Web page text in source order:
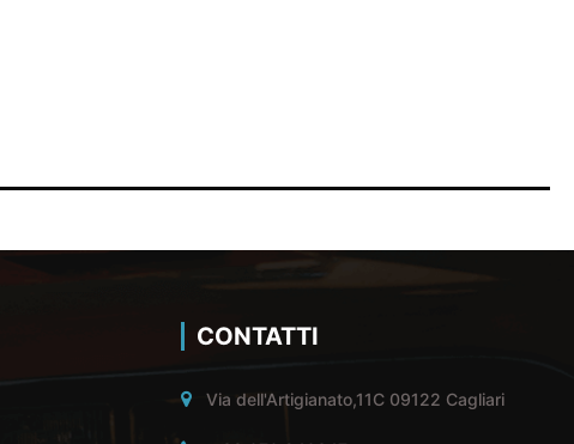
CONTATTI
Via dell'Artigianato,11C 09122 Cagliari